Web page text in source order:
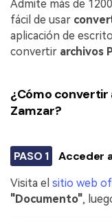
Admite más de
fácil de usar
aplicación de
convertir archivos
¿Cómo convertir
Zamzar?
PASO 1 Acceder
Visita el sitio web
"Documento",